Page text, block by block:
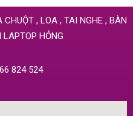
, LOA , TAI NGHE , BÀN
HỎNG
824 524